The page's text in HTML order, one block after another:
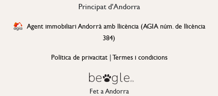
Principat d'Andorra
Agent immobiliari Andorrà amb llicència (AGIA núm. de llicència
384)
Política de privacitat|Termes i condicions
Fet a Andorra